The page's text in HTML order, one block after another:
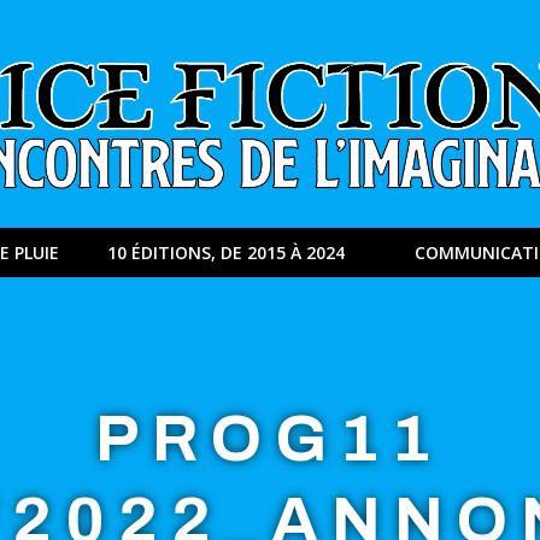
PLUIE 10 ÉDITIONS, DE 2015 À 2024
PROG11